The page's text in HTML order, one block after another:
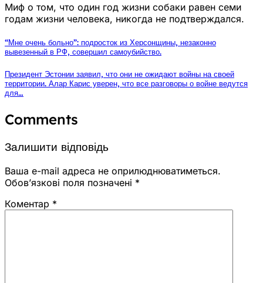
Миф о том, что один год жизни собаки равен семи
годам жизни человека, никогда не подтверждался.
“Мне очень больно”: подросток из Херсонщины, незаконно
вывезенный в РФ, совершил самоубийство.
Президент Эстонии заявил, что они не ожидают войны на своей
территории. Алар Карис уверен, что все разговоры о войне ведутся
для…
Comments
Залишити відповідь
Ваша e-mail адреса не оприлюднюватиметься.
Обов’язкові поля позначені *
Коментар *